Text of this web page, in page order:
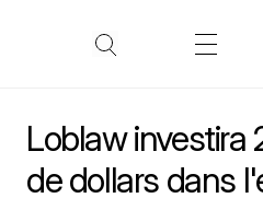
Loblaw investira
de dollars dans